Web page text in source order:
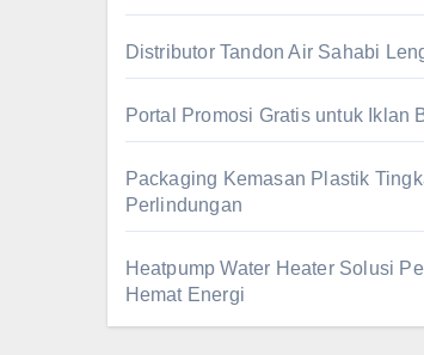
Distributor Tandon Air Sahabi
Portal Promosi Gratis untuk Iklan
Packaging Kemasan Plastik
Perlindungan
Heatpump Water Heater Solusi
Hemat Energi